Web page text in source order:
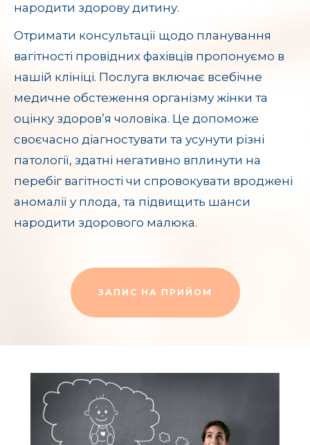
народити здорову дитину.
Отримати консультації щодо планування
вагітності провідних фахівців пропонуємо в
нашій клініці. Послуга включає всебічне
медичне обстеження організму жінки та
оцінку здоров’я чоловіка. Це допоможе
своєчасно діагностувати та усунути різні
патології, здатні негативно вплинути на
перебіг вагітності чи спровокувати вроджені
аномалії у плода, та підвищить шанси
народити здорового малюка.
ЗАПИС НА ПРИЙОМ